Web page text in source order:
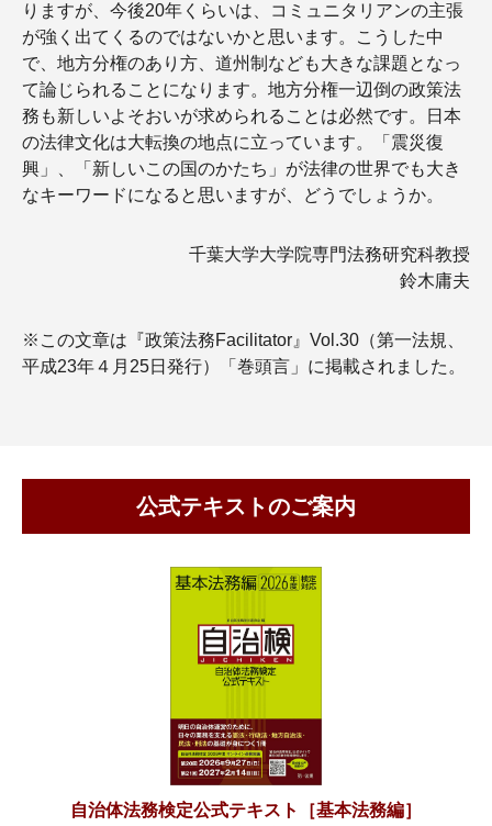
りますが、今後20年くらいは、コミュニタリアンの主張
が強く出てくるのではないかと思います。こうした中
で、地方分権のあり方、道州制なども大きな課題となっ
て論じられることになります。地方分権一辺倒の政策法
務も新しいよそおいが求められることは必然です。日本
の法律文化は大転換の地点に立っています。「震災復
興」、「新しいこの国のかたち」が法律の世界でも大き
なキーワードになると思いますが、どうでしょうか。
千葉大学大学院専門法務研究科教授
鈴木庸夫
※この文章は『政策法務Facilitator』Vol.30（第一法規、
平成23年４月25日発行）「巻頭言」に掲載されました。
公式テキストのご案内
自治体法務検定公式テキスト［基本法務編］